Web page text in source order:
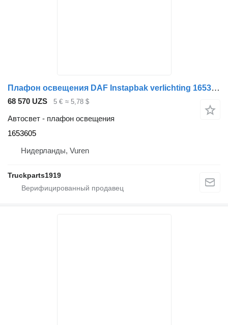
Плафон освещения DAF Instapbak verlichting 1653605 для грузовика
68 570 UZS 5 € ≈ 5,78 $
Автосвет - плафон освещения
1653605
Нидерланды, Vuren
Truckparts1919